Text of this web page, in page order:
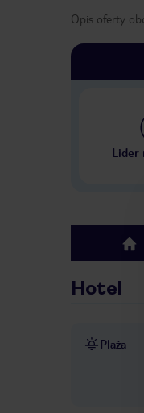
Opis oferty
Lider
top
Hotel
Plaża